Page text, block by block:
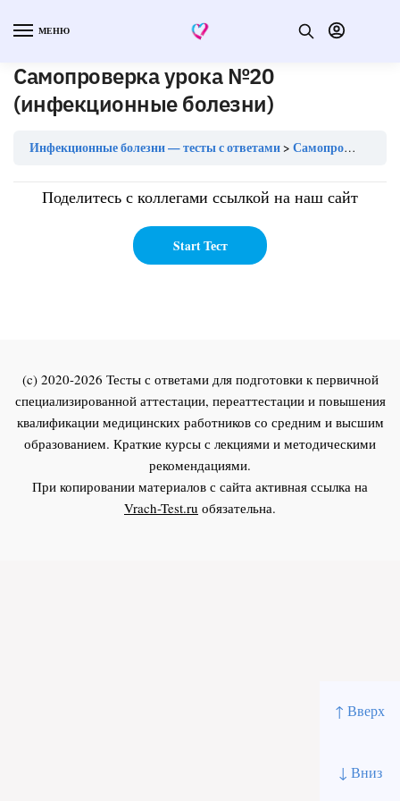
↑ Вверх
↓ Вниз
МЕНЮ
Самопроверка урока №20
(инфекционные болезни)
Инфекционные болезни — тесты с ответами Самопроверка урока №20 (инфекционные болезни)
Поделитесь с коллегами ссылкой на наш сайт
(c) 2020-2026 Тесты с ответами для подготовки к первичной
специализированной аттестации, переаттестации и повышения
квалификации медицинских работников со средним и высшим
образованием. Краткие курсы с лекциями и методическими
рекомендациями.
При копировании материалов с сайта активная ссылка на
Vrach-Test.ru обязательна.